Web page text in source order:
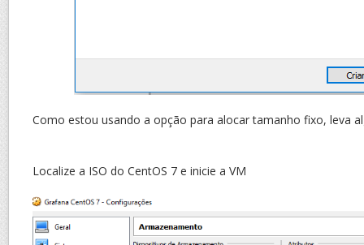
Como estou usando a opção para alocar tamanho fixo, leva
Localize a ISO do CentOS 7 e inicie a VM